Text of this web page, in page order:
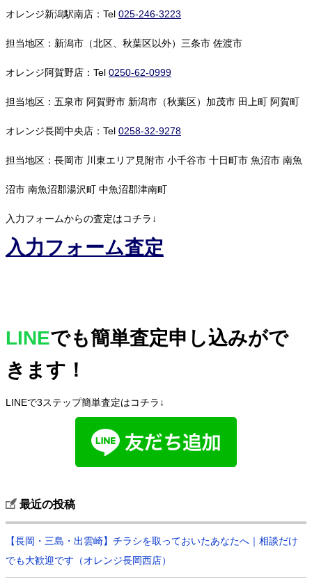
オレンジ新潟駅南店：Tel 025-246-3223
担当地区：新潟市（北区、秋葉区以外）三条市 佐渡市
オレンジ阿賀野店：Tel 0250-62-0999
担当地区：五泉市 阿賀野市 新潟市（秋葉区）加茂市 田上町 阿賀町
オレンジ長岡中央店：Tel 0258-32-9278
担当地区：長岡市 川東エリア見附市 小千谷市 十日町市 魚沼市 南魚
沼市 南魚沼郡湯沢町 中魚沼郡津南町
入力フォームからの査定はコチラ↓
入力フォーム査定
LINEでも簡単査定申し込みがで
きます！
LINEで3ステップ簡単査定はコチラ↓
最近の投稿
【長岡・三島・出雲崎】チラシを取っておいたあなたへ｜相談だけ
でも大歓迎です（オレンジ長岡西店）